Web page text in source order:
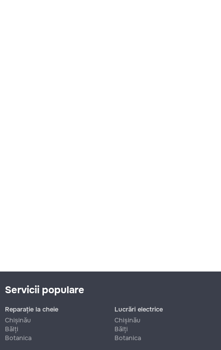
Servicii populare
Reparație la cheie
Chișinău
Bălți
Botanica
Lucrări electrice
Chișinău
Bălți
Botanica